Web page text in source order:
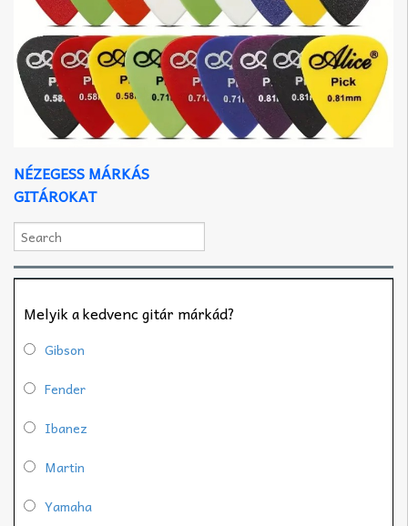
NÉZEGESS MÁRKÁS
GITÁROKAT
Melyik a kedvenc gitár márkád?
Gibson
Fender
Ibanez
Martin
Yamaha